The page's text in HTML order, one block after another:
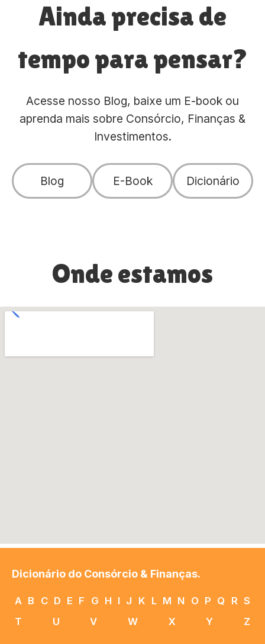
Ainda precisa de
tempo para pensar?
Acesse nosso Blog, baixe um E-book ou
aprenda mais sobre Consórcio, Finanças &
Investimentos.
Blog E-Book Dicionário
Onde estamos
Dicionário do Consórcio & Finanças.
A B C D E F G H I J K L M N O P Q R S
T
U V W X Y Z